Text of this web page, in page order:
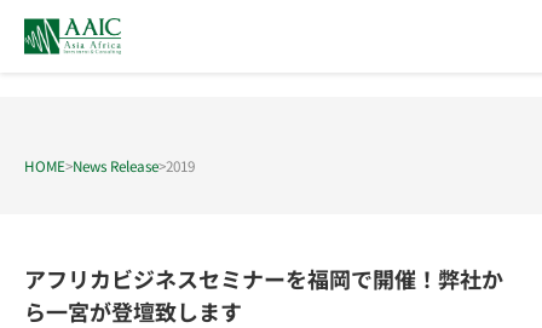
HOME>News Release>2019
アフリカビジネスセミナーを福岡で開催！弊社か
ら一宮が登壇致します